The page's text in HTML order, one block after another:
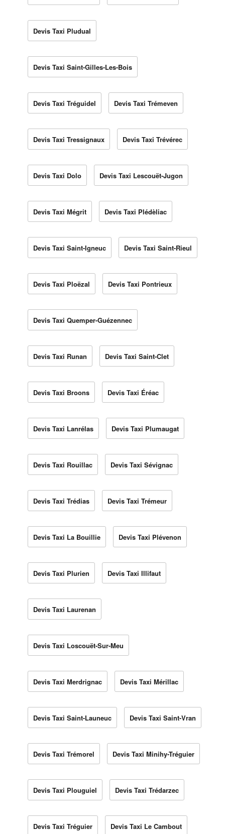
Devis Taxi Pludual
Devis Taxi Saint-Gilles-Les-Bois
Devis Taxi Tréguidel Devis Taxi Trémeven
Devis Taxi Tressignaux Devis Taxi Trévérec
Devis Taxi Dolo Devis Taxi Lescouët-Jugon
Devis Taxi Mégrit Devis Taxi Plédèliac
Devis Taxi Saint-Igneuc Devis Taxi Saint-Rieul
Devis Taxi Ploëzal Devis Taxi Pontrieux
Devis Taxi Quemper-Guézennec
Devis Taxi Runan Devis Taxi Saint-Clet
Devis Taxi Broons Devis Taxi Éréac
Devis Taxi Lanrélas Devis Taxi Plumaugat
Devis Taxi Rouillac Devis Taxi Sévignac
Devis Taxi Trédias Devis Taxi Trémeur
Devis Taxi La Bouillie Devis Taxi Plévenon
Devis Taxi Plurien Devis Taxi Illifaut
Devis Taxi Laurenan
Devis Taxi Loscouët-Sur-Meu
Devis Taxi Merdrignac Devis Taxi Mérillac
Devis Taxi Saint-Launeuc Devis Taxi Saint-Vran
Devis Taxi Trémorel Devis Taxi Minihy-Tréguier
Devis Taxi Plouguiel Devis Taxi Trédarzec
Devis Taxi Tréguier Devis Taxi Le Cambout